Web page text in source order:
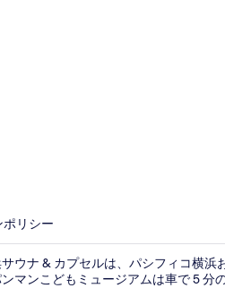
ポリシー
ウナ & カプセルは、パシフィコ横浜
マンこどもミュージアムは車で 5 分